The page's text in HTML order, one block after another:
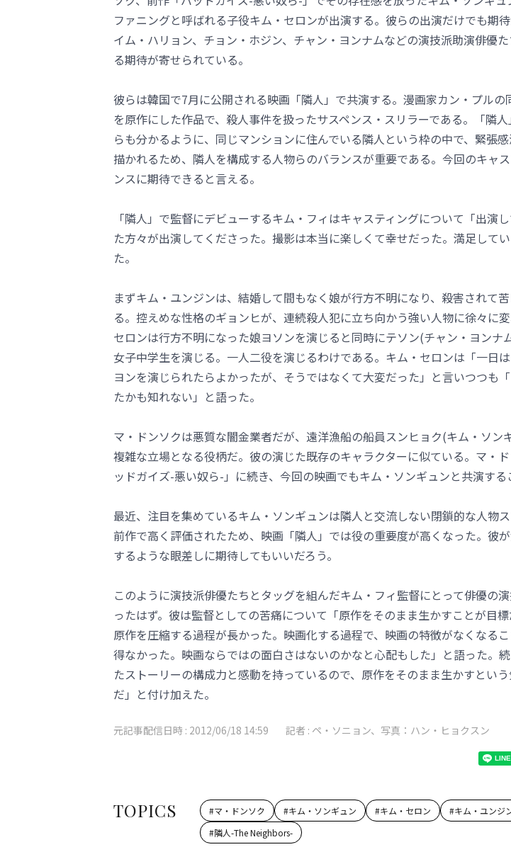
ファニングと呼ばれる子役キム・セロンが出演する。彼らの出演だけでも期待
イム・ハリョン、チョン・ホジン、チャン・ヨンナムなどの演技派助演俳優
る期待が寄せられている。
彼らは韓国で7月に公開される映画「隣人」で共演する。漫画家カン・プルの
を原作にした作品で、殺人事件を扱ったサスペンス・スリラーである。「隣
らも分かるように、同じマンションに住んでいる隣人という枠の中で、緊張
描かれるため、隣人を構成する人物らのバランスが重要である。今回のキャ
ンスに期待できると言える。
「隣人」で監督にデビューするキム・フィはキャスティングについて「出演
た方々が出演してくださった。撮影は本当に楽しくて幸せだった。満足して
た。
まずキム・ユンジンは、結婚して間もなく娘が行方不明になり、殺害されて
る。控えめな性格のギョンヒが、連続殺人犯に立ち向かう強い人物に徐々に
セロンは行方不明になった娘ヨソンを演じると同時にテソン(チャン・ヨンナ
女子中学生を演じる。一人二役を演じるわけである。キム・セロンは「一日
ヨンを演じられたらよかったが、そうではなくて大変だった」と言いつつも
たかも知れない」と語った。
マ・ドンソクは悪質な闇金業者だが、遠洋漁船の船員スンヒョク(キム・ソン
複雑な立場となる役柄だ。彼の演じた既存のキャラクターに似ている。マ・
ッドガイズ-悪い奴ら-」に続き、今回の映画でもキム・ソンギュンと共演する
最近、注目を集めているキム・ソンギュンは隣人と交流しない閉鎖的な人物ス
前作で高く評価されたため、映画「隣人」では役の重要度が高くなった。彼
するような眼差しに期待してもいいだろう。
このように演技派俳優たちとタッグを組んだキム・フィ監督にとって俳優の
ったはず。彼は監督としての苦痛について「原作をそのまま生かすことが目
原作を圧縮する過程が長かった。映画化する過程で、映画の特徴がなくなる
得なかった。映画ならではの面白さはないのかなと心配もした」と語った。
たストーリーの構成力と感動を持っているので、原作をそのまま生かすとい
だ」と付け加えた。
元記事配信日時 : 2012/06/18 14:59 記者 : ペ・ソニョン、写真：ハン・ヒョクスン
TOPICS #マ・ドンソク #キム・ソンギュン #キム・セロン #キム・ユンジ
#隣人-The Neighbors-